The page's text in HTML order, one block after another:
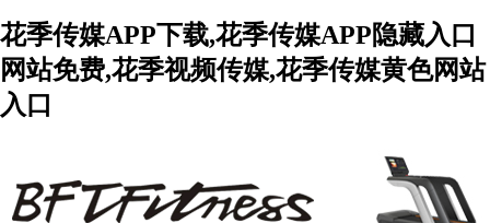
花季传媒APP下载,花季传媒APP隐藏入口
网站免费,花季视频传媒,花季传媒黄色网站
入口